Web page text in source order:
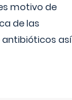
motivo de
de las
antibióticos así